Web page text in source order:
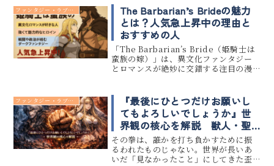
間、物語は単なる恋愛から、「自己認
識」の物語へと姿を変える。この...
ファンタジー・ラブコメ
The Barbarian’s Brideの魅力
とは？人気急上昇中の理由と
おすすめの人
「The Barbarian’s Bride（姫騎士は
蛮族の嫁）」は、異文化ファンタジー
とロマンスが絶妙に交錯する注目の漫
気が急上昇中です。 この記事では、
「The ...
ファンタジー・ラブコメ
『最後にひとつだけお願いし
てもよろしいでしょうか』世
界観の核心を解説 獣人・聖
女・転生設定まとめ
その拳は、誰かを打ち負かすために振
るわれたものじゃない。世界が長いあ
いだ「見なかったこと」にしてきた歪